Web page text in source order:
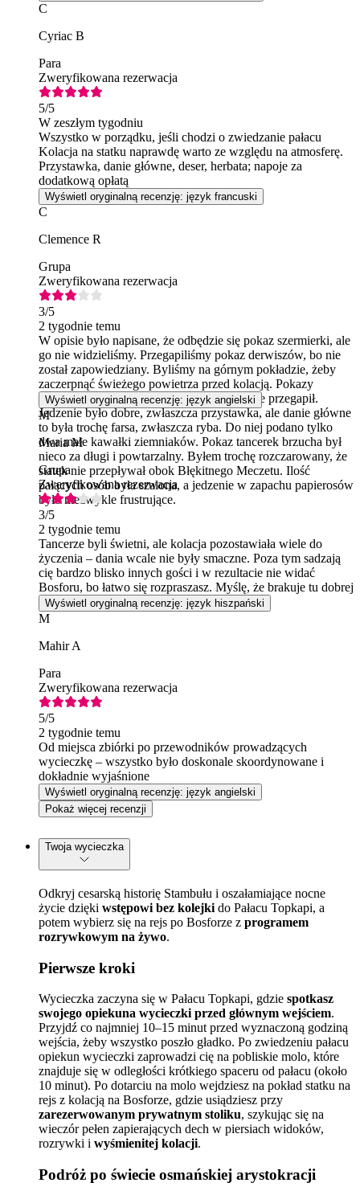
C
Cyriac B
Para
Zweryfikowana rezerwacja
5/5
W zeszłym tygodniu
Wszystko w porządku, jeśli chodzi o zwiedzanie pałacu
Kolacja na statku naprawdę warto ze względu na atmosferę.
Przystawka, danie główne, deser, herbata; napoje za
dodatkową opłatą
Wyświetl oryginalną recenzję: język francuski
C
Clemence R
Grupa
Zweryfikowana rezerwacja
3/5
2 tygodnie temu
W opisie było napisane, że odbędzie się pokaz szermierki, ale
go nie widzieliśmy. Przegapiliśmy pokaz derwiszów, bo nie
został zapowiedziany. Byliśmy na górnym pokładzie, żeby
zaczerpnąć świeżego powietrza przed kolacją. Pokazy
powinny być zapowiadane, żeby nikt ich nie przegapił.
Jedzenie było dobre, zwłaszcza przystawka, ale danie główne
to była trochę farsa, zwłaszcza ryba. Do niej podano tylko
dwa małe kawałki ziemniaków. Pokaz tancerek brzucha był
nieco za długi i powtarzalny. Byłem trochę rozczarowany, że
statek nie przepływał obok Błękitnego Meczetu. Ilość
palących osób była szalona, a jedzenie w zapachu papierosów
było niezwykle frustrujące.
Wyświetl oryginalną recenzję: język angielski
M
Maria M
Grupa
Zweryfikowana rezerwacja
3/5
2 tygodnie temu
Tancerze byli świetni, ale kolacja pozostawiała wiele do
życzenia – dania wcale nie były smaczne. Poza tym sadzają
cię bardzo blisko innych gości i w rezultacie nie widać
Bosforu, bo łatwo się rozpraszasz. Myślę, że brakuje tu dobrej
organizacji i należy poprawić jakość.
Wyświetl oryginalną recenzję: język hiszpański
M
Mahir A
Para
Zweryfikowana rezerwacja
5/5
2 tygodnie temu
Od miejsca zbiórki po przewodników prowadzących
wycieczkę – wszystko było doskonale skoordynowane i
dokładnie wyjaśnione
Wyświetl oryginalną recenzję: język angielski
Pokaż więcej recenzji
Twoja wycieczka
Odkryj cesarską historię Stambułu i oszałamiające nocne
życie dzięki wstępowi bez kolejki do Pałacu Topkapi, a
potem wybierz się na rejs po Bosforze z programem
rozrywkowym na żywo.
Pierwsze kroki
Wycieczka zaczyna się w Pałacu Topkapi, gdzie spotkasz
swojego opiekuna wycieczki przed głównym wejściem.
Przyjdź co najmniej 10–15 minut przed wyznaczoną godziną
wejścia, żeby wszystko poszło gładko. Po zwiedzeniu pałacu
opiekun wycieczki zaprowadzi cię na pobliskie molo, które
znajduje się w odległości krótkiego spaceru od pałacu (około
10 minut). Po dotarciu na molo wejdziesz na pokład statku na
rejs z kolacją na Bosforze, gdzie usiądziesz przy
zarezerwowanym prywatnym stoliku, szykując się na
wieczór pełen zapierających dech w piersiach widoków,
rozrywki i wyśmienitej kolacji.
Podróż po świecie osmańskiej arystokracji